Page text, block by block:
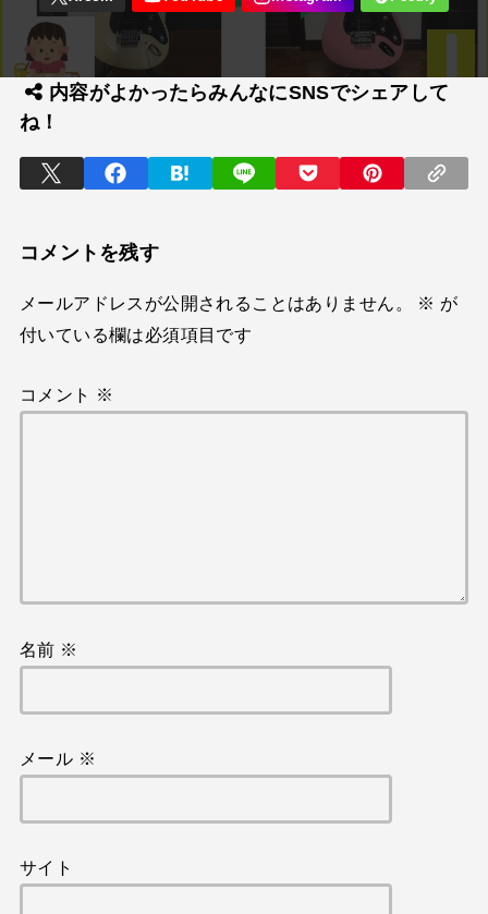
内容がよかったらみんなにSNSでシェアして
ね！
コメントを残す
メールアドレスが公開されることはありません。 ※ が
付いている欄は必須項目です
コメント ※
名前 ※
メール ※
サイト